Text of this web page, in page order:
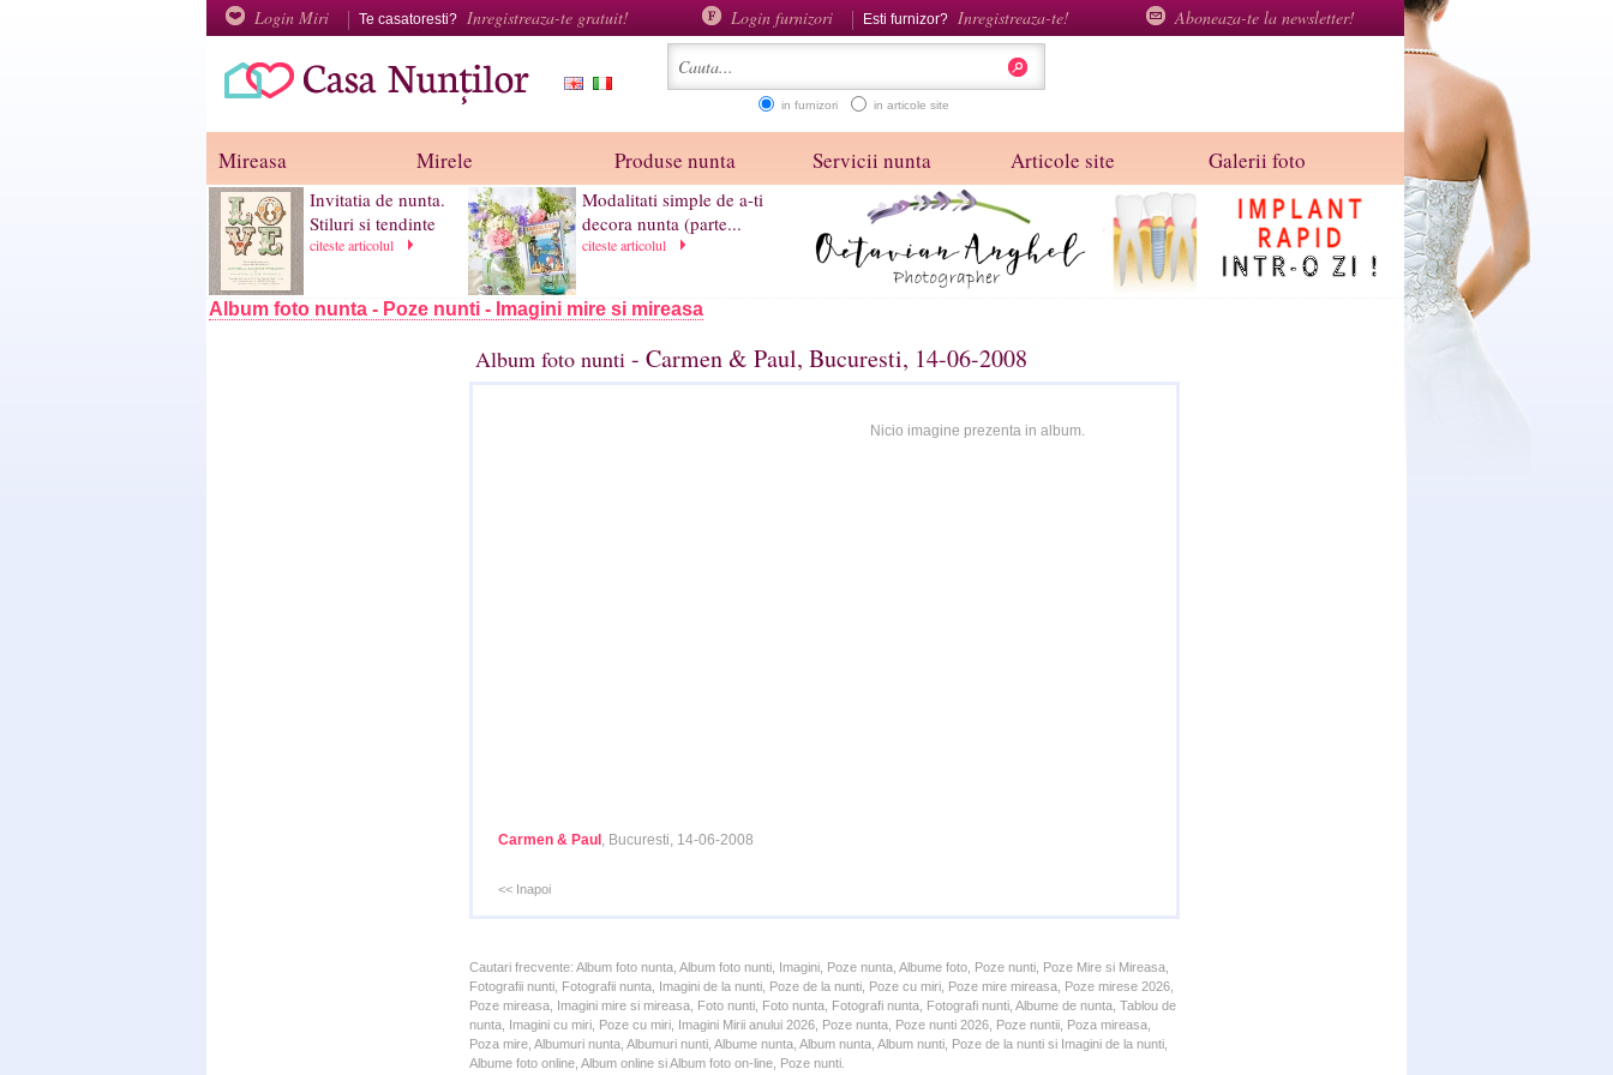
Login Miri Te casatoresti? Inregistreaza-te gratuit! Login furnizori Esti furnizor? Inregistreaza-te! Aboneaza-te la newsletter!
in furnizori in articole site
Mireasa Mirele Produse nunta Servicii nunta Articole site Galerii foto
Invitatia de nunta.
Stiluri si tendinte
citeste articolul
Modalitati simple de a-ti
decora nunta (parte...
citeste articolul
Album foto nunta - Poze nunti - Imagini mire si mireasa
Album foto nunti - Carmen & Paul, Bucuresti, 14-06-2008
Nicio imagine prezenta in album.
Carmen & Paul , Bucuresti, 14-06-2008
<< Inapoi
Cautari frecvente: Album foto nunta, Album foto nunti, Imagini, Poze nunta, Albume foto, Poze nunti, Poze Mire si Mireasa,
Fotografii nunti, Fotografii nunta, Imagini de la nunti, Poze de la nunti, Poze cu miri, Poze mire mireasa, Poze mirese 2026,
Poze mireasa, Imagini mire si mireasa, Foto nunti, Foto nunta, Fotografi nunta, Fotografi nunti, Albume de nunta, Tablou de
nunta, Imagini cu miri, Poze cu miri, Imagini Mirii anului 2026, Poze nunta, Poze nunti 2026, Poze nuntii, Poza mireasa,
Poza mire, Albumuri nunta, Albumuri nunti, Albume nunta, Album nunta, Album nunti, Poze de la nunti si Imagini de la nunti,
Albume foto online, Album online si Album foto on-line, Poze nunti.